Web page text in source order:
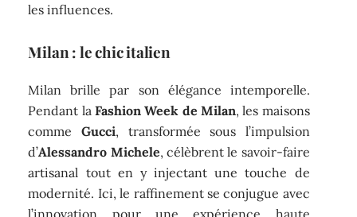
les influences.
Milan : le chic italien
Milan brille par son élégance intemporelle.
Pendant laFashion Week de Milan, les maisons
comme Gucci, transformée sous l’impulsion
d’Alessandro Michele, célèbrent le savoir-faire
artisanal tout en y injectant une touche de
modernité. Ici, le raffinement se conjugue avec
l’innovation pour une expérience haute